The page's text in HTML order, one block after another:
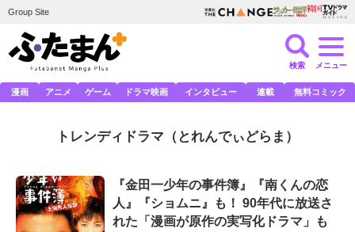
Group Site
検索 メニュー
漫画 アニメ ゲーム ドラマ映画 インタビュー 連載 無料コミック
トレンディドラマ （とれんでぃどらま）
『金田一少年の事件簿』『南くんの恋
人』『ショムニ』も！ 90年代に放送さ
れた「漫画が原作の実写化ドラマ」も